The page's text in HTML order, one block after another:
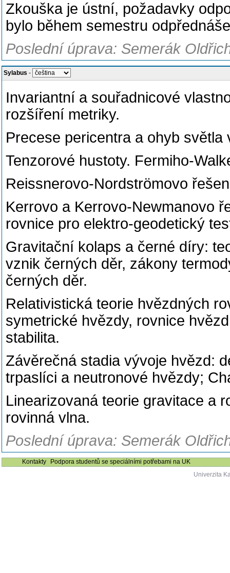
Zkouška je ústní, požadavky
bylo během semestru
Poslední úprava: Semerák
Sylabus -
Invariantní a souřadnicové
rozšíření metriky.
Precese pericentra a ohyb
Tenzorové hustoty. Fermiho-
Reissnerovo-Nordströmovo
Kerrovo a Kerrovo-Newmanovo
rovnice pro elektro-geodetický
Gravitační kolaps a černé díry:
vznik černých děr, zákony
černých děr.
Relativistická teorie hvězdných
symetrické hvězdy, rovnice
stabilita.
Závěrečná stadia vývoje hvězd:
trpaslíci a neutronové hvězdy;
Linearizovaná teorie gravitace a
rovinná vlna.
Poslední úprava: Semerák
Kontakty
Podpora studentů se speciálními potřebami na UK
Univerzita